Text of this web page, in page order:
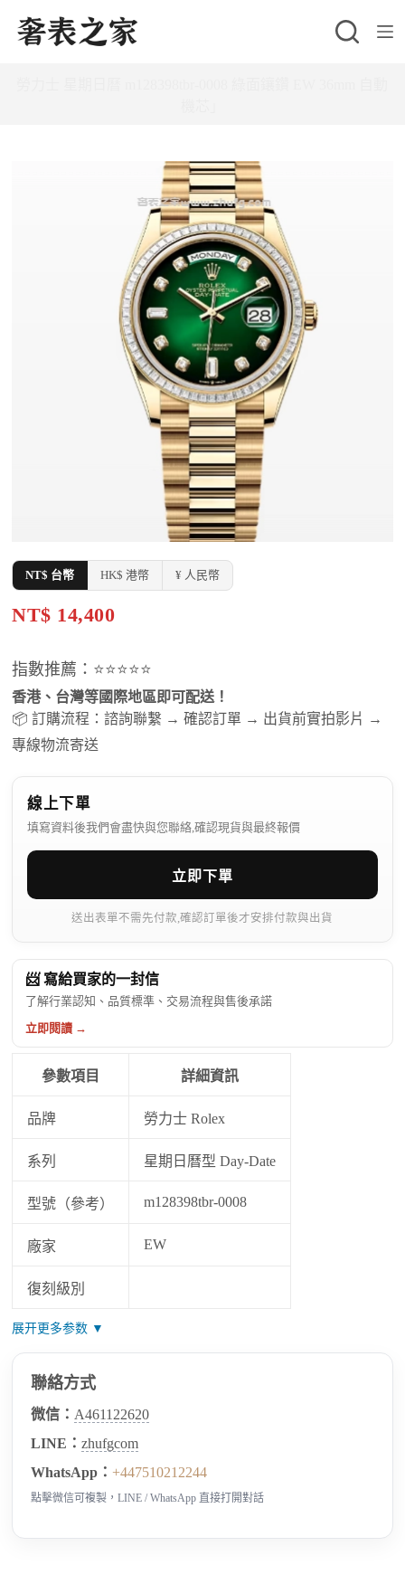
跳
至
NT$ 台幣 HK$ 港幣 ¥ 人民幣
NT$ 14,400
指數推薦：⭐⭐⭐⭐⭐
香港、台灣等國際地區即可配送！
📦 訂購流程：諮詢聯繫 → 確認訂單 → 出貨前實拍影片 →
專線物流寄送
線上下單
填寫資料後我們會盡快與您聯絡,確認現貨與最終報價
立即下單
送出表單不需先付款,確認訂單後才安排付款與出貨
📨 寫給買家的一封信
了解行業認知、品質標準、交易流程與售後承諾
立即閱讀 →
參數項目 詳細資訊
品牌 勞力士 Rolex
系列 星期日曆型 Day-Date
型號（參考） m128398tbr-0008
廠家 EW
復刻級別
展开更多参数 ▼
聯絡方式
微信： A461122620
LINE：zhufgcom
WhatsApp：+447510212244
點擊微信可複製，LINE / WhatsApp 直接打開對話